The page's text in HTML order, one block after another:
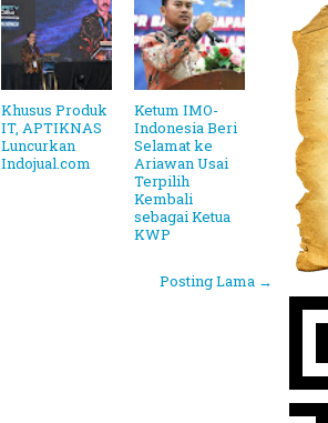
Khusus Produk
IT, APTIKNAS
Luncurkan
Indojual.com
Ketum IMO-
Indonesia Beri
Selamat ke
Ariawan Usai
Terpilih
Kembali
sebagai Ketua
KWP
Posting Lama →